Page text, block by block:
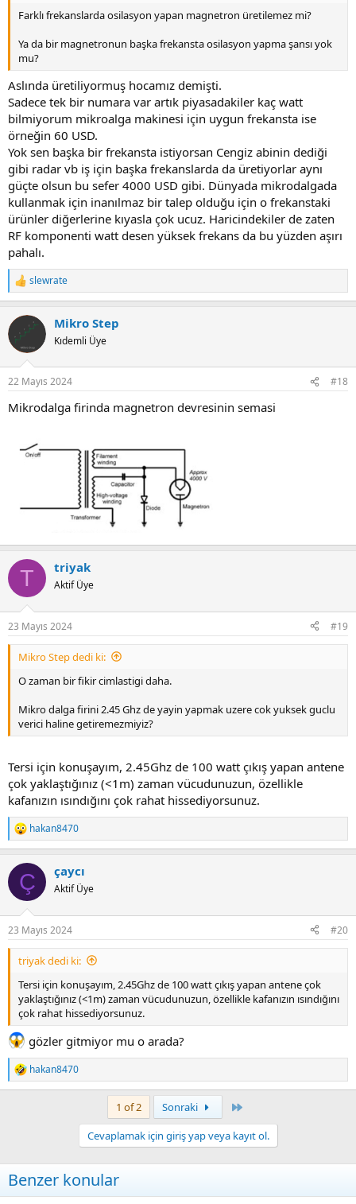
Farklı frekanslarda osilasyon yapan magnetron üretilemez mi?
Ya da bir magnetronun başka frekansta osilasyon yapma şansı yok
mu?
Aslında üretiliyormuş hocamız demişti.
Sadece tek bir numara var artık piyasadakiler kaç watt
bilmiyorum mikroalga makinesi için uygun frekansta ise
örneğin 60 USD.
Yok sen başka bir frekansta istiyorsan Cengiz abinin dediği
gibi radar vb iş için başka frekanslarda da üretiyorlar aynı
güçte olsun bu sefer 4000 USD gibi. Dünyada mikrodalgada
kullanmak için inanılmaz bir talep olduğu için o frekanstaki
ürünler diğerlerine kıyasla çok ucuz. Haricindekiler de zaten
RF komponenti watt desen yüksek frekans da bu yüzden aşırı
pahalı.
R
e
c
t
i
s
slewrate
Mikro Step
Kıdemli Üye
22 Mayıs 2024 #18
Mikrodalga firinda magnetron devresinin semasi
T triyak
Aktif Üye
23 Mayıs 2024 #19
Mikro Step dedi ki:
O zaman bir fikir cimlastigi daha.
Mikro dalga firini 2.45 Ghz de yayin yapmak uzere cok yuksek guclu
verici haline getiremezmiyiz?
Tersi için konuşayım, 2.45Ghz de 100 watt çıkış yapan antene
çok yaklaştığınız (<1m) zaman vücudunuzun, özellikle
kafanızın ısındığını çok rahat hissediyorsunuz.
R
e
c
i
s
:
hakan8470
Ç çaycı
Aktif Üye
23 Mayıs 2024 #20
triyak dedi ki:
Tersi için konuşayım, 2.45Ghz de 100 watt çıkış yapan antene çok
yaklaştığınız (<1m) zaman vücudunuzun, özellikle kafanızın ısındığını
çok rahat hissediyorsunuz.
gözler gitmiyor mu o arada?
R
e
n
s
:
hakan8470
1 of 2 Sonraki
Cevaplamak için giriş yap veya kayıt ol.
Benzer konular